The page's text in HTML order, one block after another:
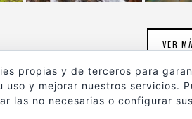
VER
dewww.viajesyfotografia.comson
propias y de terceros para
uso y mejorar nuestros servicios.
las no necesarias o configurar